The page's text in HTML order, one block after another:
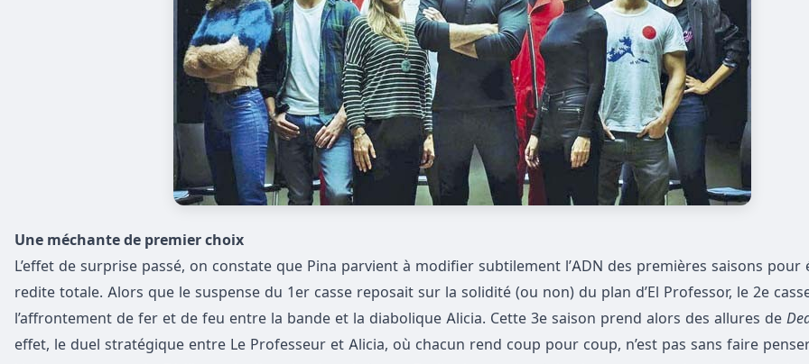
Une méchante de premier choix
L’effet de surprise passé, on constate que Pina parvient à modifier subtilement l’ADN des premières saisons pour
redite totale. Alors que le suspense du 1er casse reposait sur la solidité (ou non) du plan d’El Professor, le 2e
l’affrontement de fer et de feu entre la bande et la diabolique Alicia. Cette 3e saison prend alors des allures de
effet, le duel stratégique entre Le Professeur et Alicia, où chacun rend coup pour coup, n’est pas sans faire